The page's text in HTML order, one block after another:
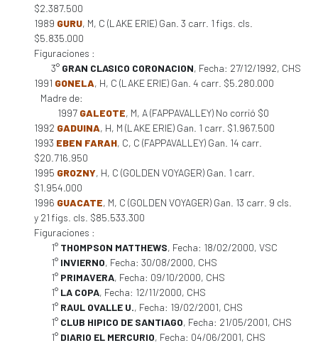
$2.387.500
1989 GURU, M, C (LAKE ERIE) Gan. 3 carr. 1 figs. cls.
$5.835.000
Figuraciones :
3° GRAN CLASICO CORONACION, Fecha: 27/12/1992, CHS
1991 GONELA, H, C (LAKE ERIE) Gan. 4 carr. $5.280.000
Madre de:
1997 GALEOTE, M, A (FAPPAVALLEY) No corrió $0
1992 GADUINA, H, M (LAKE ERIE) Gan. 1 carr. $1.967.500
1993 EBEN FARAH, C, C (FAPPAVALLEY) Gan. 14 carr.
$20.716.950
1995 GROZNY, H, C (GOLDEN VOYAGER) Gan. 1 carr.
$1.954.000
1996 GUACATE, M, C (GOLDEN VOYAGER) Gan. 13 carr. 9 cls.
y 21 figs. cls. $85.533.300
Figuraciones :
1° THOMPSON MATTHEWS, Fecha: 18/02/2000, VSC
1° INVIERNO, Fecha: 30/08/2000, CHS
1° PRIMAVERA, Fecha: 09/10/2000, CHS
1° LA COPA, Fecha: 12/11/2000, CHS
1° RAUL OVALLE U., Fecha: 19/02/2001, CHS
1° CLUB HIPICO DE SANTIAGO, Fecha: 21/05/2001, CHS
1° DIARIO EL MERCURIO, Fecha: 04/06/2001, CHS